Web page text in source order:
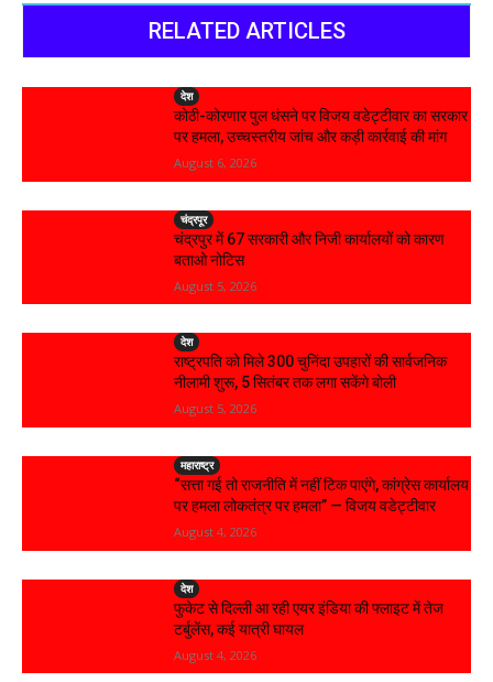
RELATED ARTICLES
देश
कोठी-कोरणार पुल धंसने पर विजय वडेट्टीवार का सरकार
पर हमला, उच्चस्तरीय जांच और कड़ी कार्रवाई की मांग
August 6, 2026
चंद्रपूर
चंद्रपुर में 67 सरकारी और निजी कार्यालयों को कारण
बताओ नोटिस
August 5, 2026
देश
राष्ट्रपति को मिले 300 चुनिंदा उपहारों की सार्वजनिक
नीलामी शुरू, 5 सितंबर तक लगा सकेंगे बोली
August 5, 2026
महाराष्ट्र
“सत्ता गई तो राजनीति में नहीं टिक पाएंगे, कांग्रेस कार्यालय
पर हमला लोकतंत्र पर हमला” — विजय वडेट्टीवार
August 4, 2026
देश
फुकेट से दिल्ली आ रही एयर इंडिया की फ्लाइट में तेज
टर्बुलेंस, कई यात्री घायल
August 4, 2026